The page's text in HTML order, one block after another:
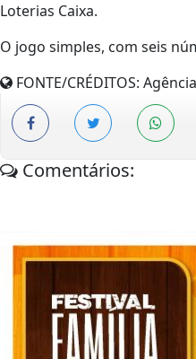
Loterias Caixa.
O jogo simples, com seis
FONTE/CRÉDITOS:
Comentários: